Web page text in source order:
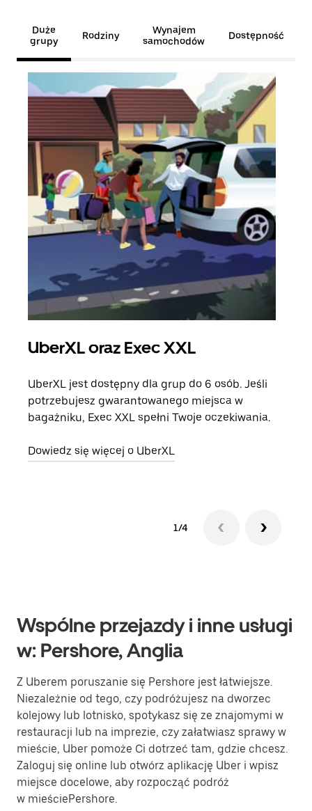
Duże
grupy
Rodziny
Wynajem
samochodów
Dostępność
UberXL oraz Exec XXL
UberXL jest dostępny dla grup do 6 osób. Jeśli
potrzebujesz gwarantowanego miejsca w
bagażniku, Exec XXL spełni Twoje oczekiwania.
Dowiedz się więcej o UberXL
1/4
Wspólne przejazdy i inne usługi
w: Pershore, Anglia
Z Uberem poruszanie się Pershore jest łatwiejsze.
Niezależnie od tego, czy podróżujesz na dworzec
kolejowy lub lotnisko, spotykasz się ze znajomymi w
restauracji lub na imprezie, czy załatwiasz sprawy w
mieście, Uber pomoże Ci dotrzeć tam, gdzie chcesz.
Zaloguj się online lub otwórz aplikację Uber i wpisz
miejsce docelowe, aby rozpocząć podróż
w mieściePershore.